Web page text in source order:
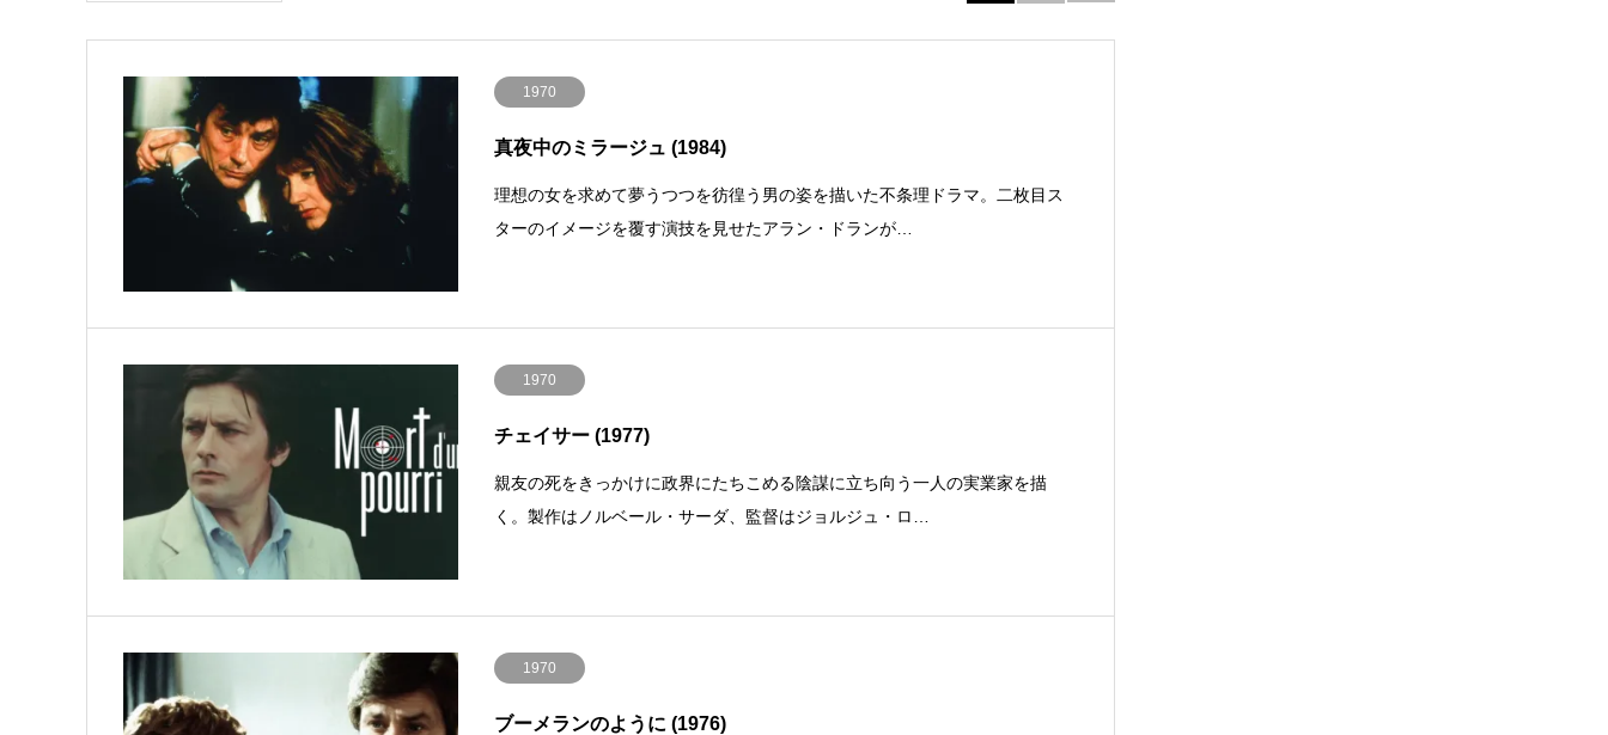
1970
真夜中のミラージュ (1984)
理想の女を求めて夢うつつを彷徨う男の姿を描いた不条理ドラマ。二枚目ス
ターのイメージを覆す演技を見せたアラン・ドランが…
1970
チェイサー (1977)
親友の死をきっかけに政界にたちこめる陰謀に立ち向う一人の実業家を描
く。製作はノルベール・サーダ、監督はジョルジュ・ロ…
1970
ブーメランのように (1976)